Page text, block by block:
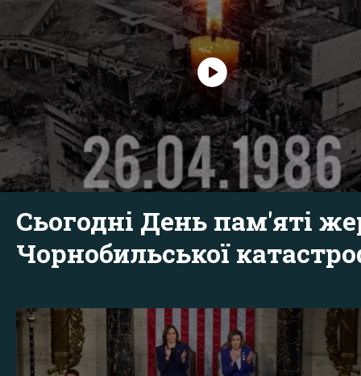
Сьогодні День пам'яті
Чорнобильської